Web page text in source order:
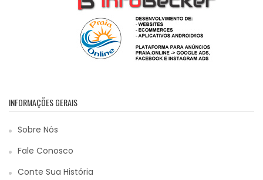
INFORMAÇÕES GERAIS
Sobre Nós
Fale Conosco
Conte Sua História